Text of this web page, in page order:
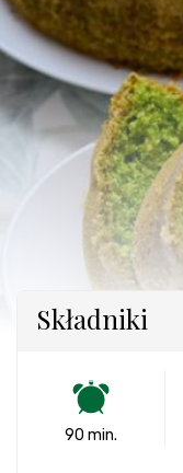
Składniki
90 min.